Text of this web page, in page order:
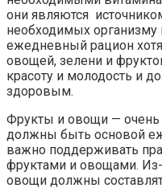
они являются
необходимых
ежедневный рацион
овощей, зелени и
красоту и молодость и
здоровым.
Фрукты и овощи — очень
должны быть основой
важно поддерживать
фруктами и овощами. Из-
овощи должны